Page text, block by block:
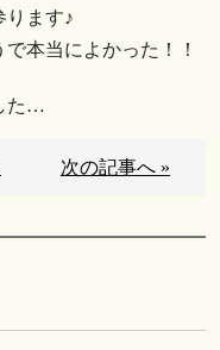
ります♪
本当によかった！！
た…
次の記事へ »